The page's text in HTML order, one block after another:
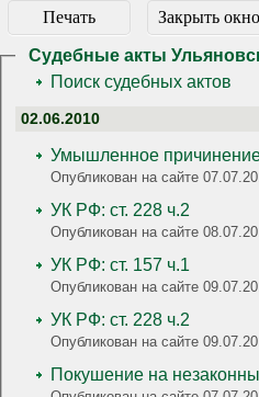
Печать Закрыть окно
Судебные акты
Поиск судебных актов
02.06.2010
Умышленное причинение
Опубликован на сайте
УК РФ: ст. 228 ч.2
Опубликован на сайте
УК РФ: ст. 157 ч.1
Опубликован на сайте
УК РФ: ст. 228 ч.2
Опубликован на сайте
Покушение на